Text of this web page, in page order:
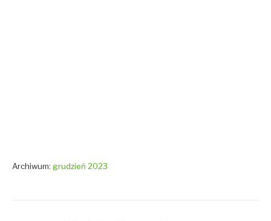
Archiwum: grudzień 2023